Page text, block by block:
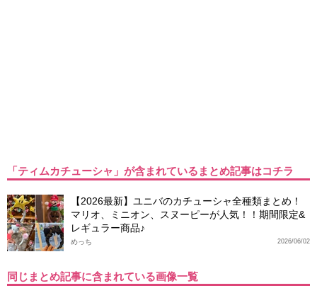
「ティムカチューシャ」が含まれているまとめ記事はコチラ
【2026最新】ユニバのカチューシャ全種類まとめ！
マリオ、ミニオン、スヌーピーが人気！！期間限定&
レギュラー商品♪
2026/06/02
めっち
同じまとめ記事に含まれている画像一覧